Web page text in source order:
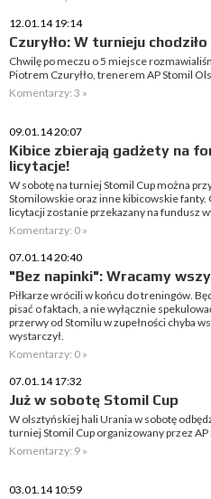
12.01.14 19:14
Czuryłło: W turnieju
Chwilę po meczu o 5 miejsce
Piotrem Czuryłło, trenerem AP Stomil
Komentarzy: 3 »
09.01.14 20:07
Kibice zbierają gadżety na
licytacje!
W sobotę na turniej Stomil Cup można
Stomilowskie oraz inne kibicowskie fanty.
licytacji zostanie przekazany na fundusz
Komentarzy: 0 »
07.01.14 20:40
"Bez napinki": Wracamy
Piłkarze wrócili w końcu do treningów.
pisać o faktach, a nie wyłącznie
przerwy od Stomilu w zupełności chyba
wystarczył.
Komentarzy: 0 »
07.01.14 17:32
Już w sobotę Stomil Cup
W olsztyńskiej hali Urania w sobotę
turniej Stomil Cup organizowany przez
Komentarzy: 9 »
03.01.14 10:59